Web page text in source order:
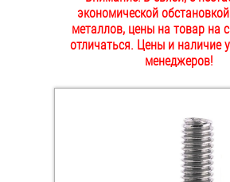
НАШИ МАГАЗИНЫ
Заклепки (Гайки-Заклепки)
экономической
металлов, цены на товар на
отличаться. Цены и наличие
менеджеров!